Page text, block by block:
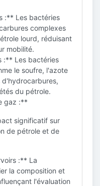
:** Les bactéries
complexes
lourd, réduisant
mobilité.
:** Les bactéries
le soufre, l'azote
du pétrole.
gaz :**
significatif sur
de pétrole et de
:** La
la composition et
l'évaluation